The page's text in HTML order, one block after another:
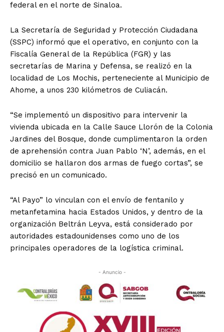
federal en el norte de Sinaloa.
La Secretaría de Seguridad y Protección Ciudadana
(SSPC) informó que el operativo, en conjunto con la
Fiscalía General de la República (FGR) y las
secretarías de Marina y Defensa, se realizó en la
localidad de Los Mochis, perteneciente al Municipio de
Ahome, a unos 230 kilómetros de Culiacán.
“Se implementó un dispositivo para intervenir la
vivienda ubicada en la Calle Sauce Llorón de la Colonia
Jardines del Bosque, donde cumplimentaron la orden
de aprehensión contra Juan Pablo ‘N’, además, en el
domicilio se hallaron dos armas de fuego cortas”, se
precisó en un comunicado.
“Al Payo” lo vinculan con el envío de fentanilo y
metanfetamina hacia Estados Unidos, y dentro de la
organización Beltrán Leyva, está considerado por
autoridades estadounidenses como uno de los
principales operadores de la logística criminal.
- Anuncio -